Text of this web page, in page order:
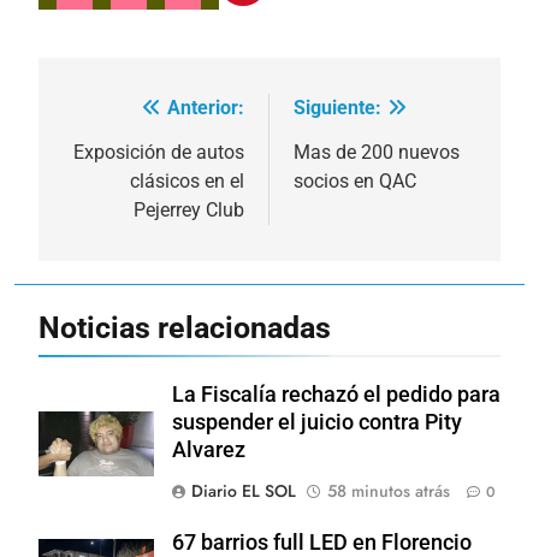
Navegación
de
entradas
Anterior:
Exposición de autos
clásicos en el
Pejerrey Club
Siguiente:
Mas de 200 nuevos
socios en QAC
Noticias relacionadas
La Fiscalía rechazó el pedido para
suspender el juicio contra Pity
Alvarez
Diario EL SOL
58 minutos atrás 0
67 barrios full LED en Florencio